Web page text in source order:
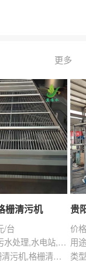
更多
栅清污机
/台
用途：泵站,污水处理,水电站,自来水厂,给排水工程
类型：粗格栅清污机,格栅清污机,回转式清污机
价